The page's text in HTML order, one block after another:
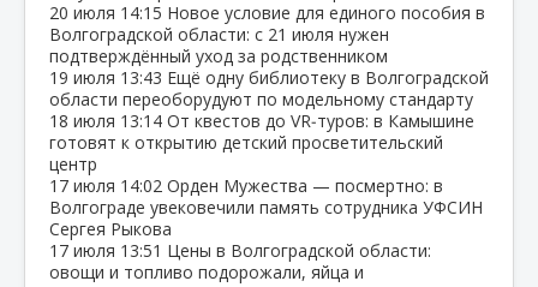
20 июля 14:15 Новое условие для единого пособия в
Волгоградской области: с 21 июля нужен
подтверждённый уход за родственником
19 июля 13:43 Ещё одну библиотеку в Волгоградской
области переоборудуют по модельному стандарту
18 июля 13:14 От квестов до VR‑туров: в Камышине
готовят к открытию детский просветительский
центр
17 июля 14:02 Орден Мужества — посмертно: в
Волгограде увековечили память сотрудника УФСИН
Сергея Рыкова
17 июля 13:51 Цены в Волгоградской области:
овощи и топливо подорожали, яйца и